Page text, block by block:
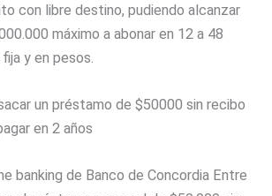
con libre destino, pudiendo alcanzar
máximo a abonar en 12 a 48
y en pesos.
un préstamo de $50000 sin recibo
en 2 años
banking de Banco de Concordia Entre